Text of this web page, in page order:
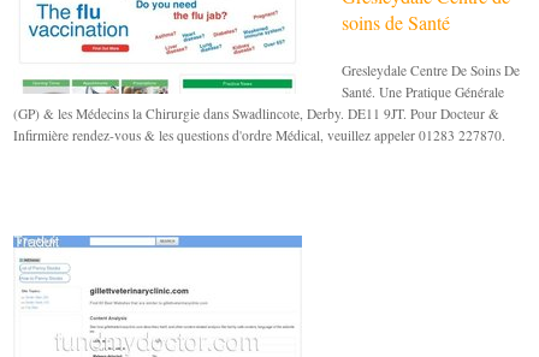
soins de Santé
Gresleydale Centre De Soins De
Santé. Une Pratique Générale
(GP) & les Médecins la Chirurgie dans Swadlincote, Derby. DE11 9JT. Pour Docteur &
Infirmière rendez-vous & les questions d'ordre Médical, veuillez appeler 01283 227870.